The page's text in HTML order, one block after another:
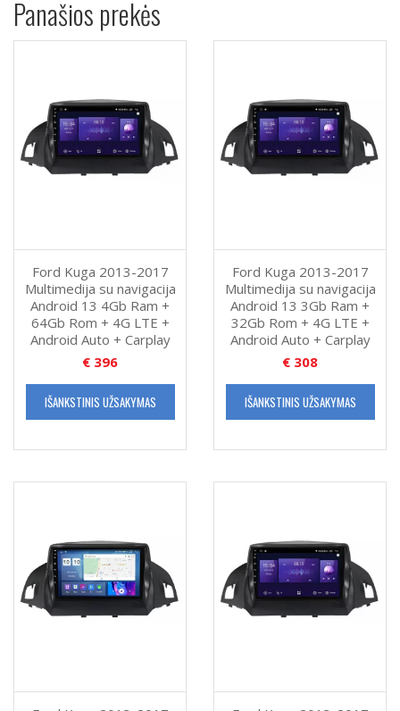
Rom
+
Android
Auto
Carplay
Panašios prekės
Ford Kuga 2013-2017
Multimedija su navigacija
Android 13 4Gb Ram +
64Gb Rom + 4G LTE +
Android Auto + Carplay
€ 396
IŠANKSTINIS UŽSAKYMAS
Ford Kuga 2013-2017
Multimedija su navigacija
Android 13 3Gb Ram +
32Gb Rom + 4G LTE +
Android Auto + Carplay
€ 308
IŠANKSTINIS UŽSAKYMAS